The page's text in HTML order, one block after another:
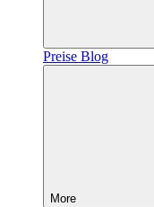
Preise Blog
More